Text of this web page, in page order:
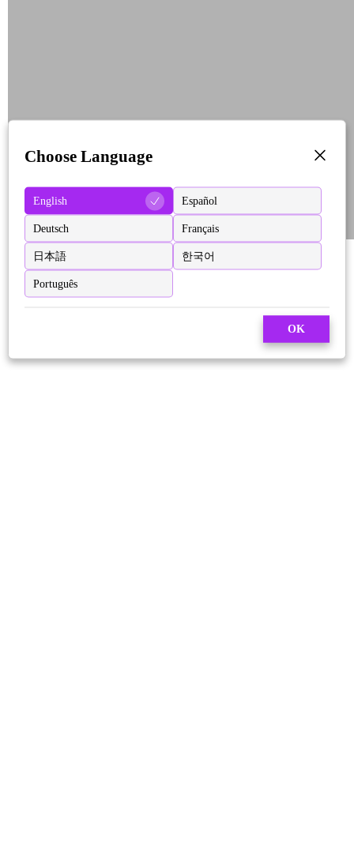
Choose Language
English Español
Deutsch Français
日本語 한국어
Português
OK